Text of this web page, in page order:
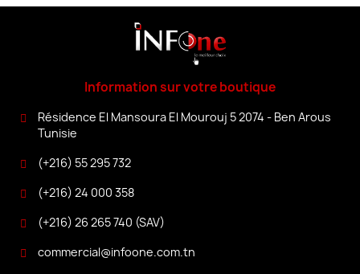
Information sur votre boutique
Résidence El Mansoura El Mourouj 5 2074 - Ben Arous
Tunisie
(+216) 55 295 732
(+216) 24 000 358
(+216) 26 265 740 (SAV)
commercial@infoone.com.tn